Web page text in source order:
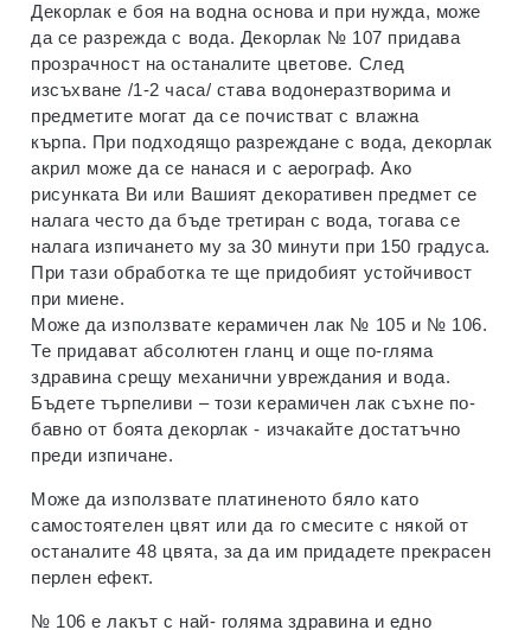
Декорлак е боя на водна основа и при нужда, може
да се разрежда с вода. Декорлак № 107 придава
прозрачност на останалите цветове. След
изсъхване /1-2 часа/ става водонеразтворима и
предметите могат да се почистват с влажна
кърпа. При подходящо разреждане с вода, декорлак
акрил може да се нанася и с аерограф. Ако
рисунката Ви или Вашият декоративен предмет се
налага често да бъде третиран с вода, тогава се
налага изпичането му за 30 минути при 150 градуса.
При тази обработка те ще придобият устойчивост
при миене.
Може да използвате керамичен лак № 105 и № 106.
Те придават абсолютен гланц и още по-гляма
здравина срещу механични увреждания и вода.
Бъдете търпеливи – този керамичен лак съхне по-
бавно от боята декорлак - изчакайте достатъчно
преди изпичане.
Може да използвате платиненото бяло като
самостоятелен цвят или да го смесите с някой от
останалите 48 цвята, за да им придадете прекрасен
перлен ефект.
№ 106 е лакът с най- голяма здравина и едно